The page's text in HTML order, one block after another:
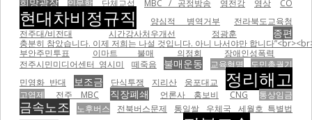
인문학 단체교섭 MBC / 공정방송 영전강 영상 CO
현대차비정규직 양심적 병역거부
전라북도교육청
전주대/비전대
시간강사처우개선 정광훈 종편
충분히 참았습니다. 이제 저희는 나설 것입니다. 아니 나서야만 합니다
부안주민투표
이마트 불매 의정회
장애인성폭력
전주시민미디어센터 영시미
떼죽음 불매운동 교육혁명
도민총궐기
민영화 반대
보조금 단식투쟁 지리산 웅포대교 정리해고
고엽제 전주 MBC 직장폐쇄 언론사 홍보비 CNG 통상임금
금속노조 노후버스 전북버스문제 통일쌀 우체국 세월호 특별법